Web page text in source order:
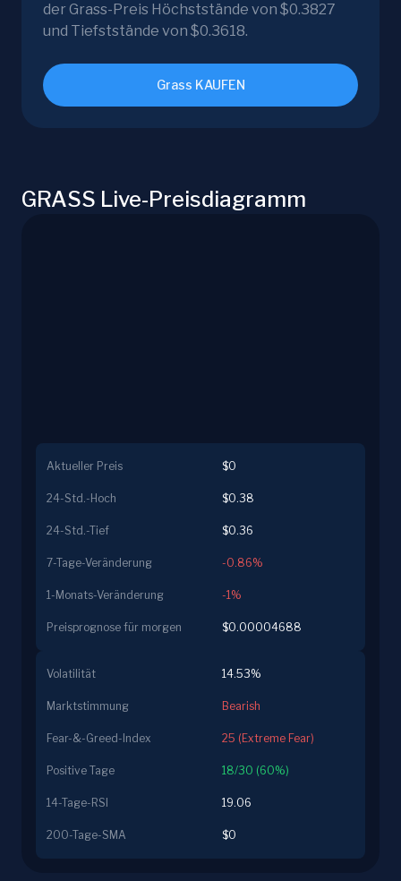
der Grass-Preis Höchststände von $0.3827
und Tiefststände von $0.3618.
Grass KAUFEN
GRASS Live-Preisdiagramm
Aktueller Preis $0
24-Std.-Hoch $0.38
24-Std.-Tief $0.36
7-Tage-Veränderung -0.86%
1-Monats-Veränderung -1%
Preisprognose für morgen $0.00004688
Volatilität 14.53%
Marktstimmung Bearish
Fear-&-Greed-Index 25 (Extreme Fear)
Positive Tage 18/30 (60%)
14-Tage-RSI 19.06
200-Tage-SMA $0